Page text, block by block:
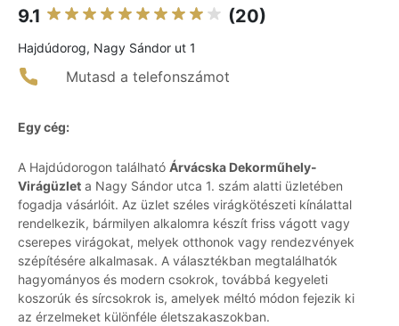
9.1 (20)
Hajdúdorog, Nagy Sándor ut 1
Mutasd a telefonszámot
Egy cég:
A Hajdúdorogon található Árvácska Dekorműhely-
Virágüzlet a Nagy Sándor utca 1. szám alatti üzletében
fogadja vásárlóit. Az üzlet széles virágkötészeti kínálattal
rendelkezik, bármilyen alkalomra készít friss vágott vagy
cserepes virágokat, melyek otthonok vagy rendezvények
szépítésére alkalmasak. A választékban megtalálhatók
hagyományos és modern csokrok, továbbá kegyeleti
koszorúk és sírcsokrok is, amelyek méltó módon fejezik ki
az érzelmeket különféle életszakaszokban.